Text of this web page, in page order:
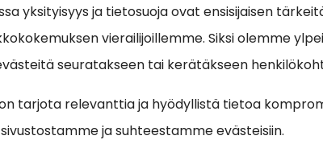
yksityisyys ja tietosuoja ovat ensisijaisen
vierailijoillemme. Siksi olemme
seuratakseen tai kerätäkseen
tarjota relevanttia ja hyödyllistä tietoa
ja suhteestamme evästeisiin.